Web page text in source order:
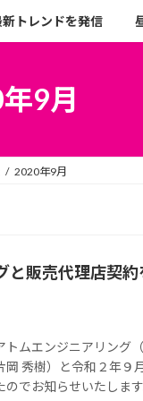
トレンドを発信
9月
2020年9月
と販売代理店契約
トムエンジニアリング
秀樹）と令和２年９
でお知らせいたします